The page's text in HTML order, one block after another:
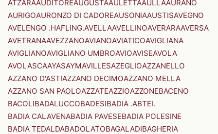
ATZARAAUDITOREAUGUSTAAULETTAAULLAAURANO
AURIGOAURONZO DI CADOREAUSONIAAUSTISAVEGNO
AVELENGO .HAFLING.AVELLAAVELLINOAVERARAAVERSA
AVETRANAAVEZZANOAVIANOAVIATICOAVIGLIANA
AVIGLIANOAVIGLIANO UMBROAVIOAVISEAVOLA
AVOLASCAAYASAYMAVILLESAZEGLIOAZZANELLO
AZZANO D'ASTIAZZANO DECIMOAZZANO MELLA
AZZANO SAN PAOLOAZZATEAZZIOAZZONEBACENO
BACOLIBADALUCCOBADESIBADIA .ABTEI.
BADIA CALAVENABADIA PAVESEBADIA POLESINE
BADIA TEDALDABADOLATOBAGALADIBAGHERIA